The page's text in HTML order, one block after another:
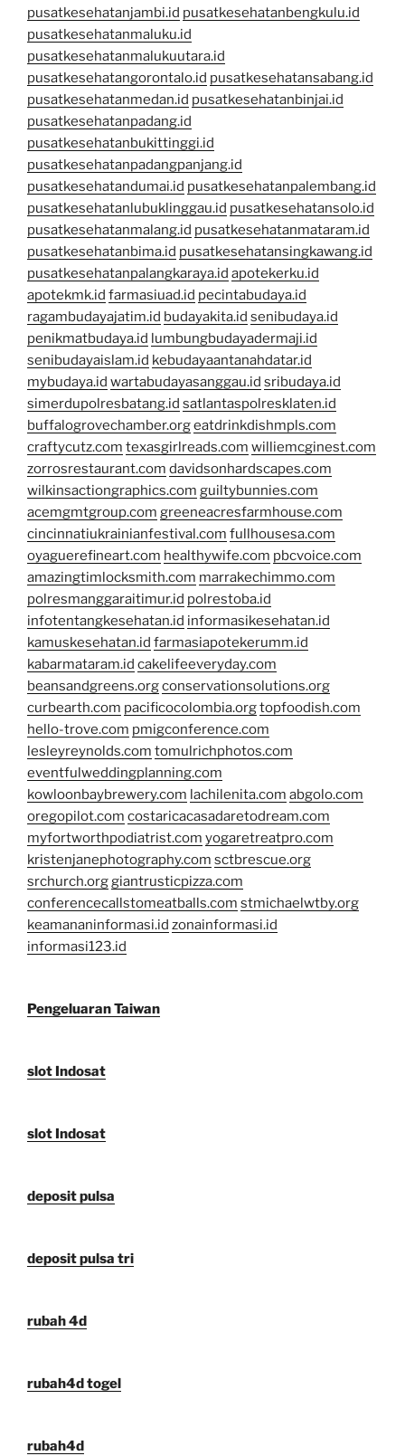
pusatkesehatanjambi.id pusatkesehatanbengkulu.id
pusatkesehatanmaluku.id
pusatkesehatanmalukuutara.id
pusatkesehatangorontalo.id pusatkesehatansabang.id
pusatkesehatanmedan.id pusatkesehatanbinjai.id
pusatkesehatanpadang.id
pusatkesehatanbukittinggi.id
pusatkesehatanpadangpanjang.id
pusatkesehatandumai.id pusatkesehatanpalembang.id
pusatkesehatanlubuklinggau.id pusatkesehatansolo.id
pusatkesehatanmalang.id pusatkesehatanmataram.id
pusatkesehatanbima.id pusatkesehatansingkawang.id
pusatkesehatanpalangkaraya.id apotekerku.id
apotekmk.id farmasiuad.id pecintabudaya.id
ragambudayajatim.id budayakita.id senibudaya.id
penikmatbudaya.id lumbungbudayadermaji.id
senibudayaislam.id kebudayaantanahdatar.id
mybudaya.id wartabudayasanggau.id sribudaya.id
simerdupolresbatang.id satlantaspolresklaten.id
buffalogrovechamber.orgeatdrinkdishmpls.com
craftycutz.com texasgirlreads.com williemcginest.com
zorrosrestaurant.com davidsonhardscapes.com
wilkinsactiongraphics.com guiltybunnies.com
acemgmtgroup.com greeneacresfarmhouse.com
cincinnatiukrainianfestival.com fullhousesa.com
oyaguerefineart.com healthywife.com pbcvoice.com
amazingtimlocksmith.com marrakechimmo.com
polresmanggaraitimur.id polrestoba.id
infotentangkesehatan.id informasikesehatan.id
kamuskesehatan.id farmasiapotekerumm.id
kabarmataram.id cakelifeeveryday.com
beansandgreens.orgconservationsolutions.org
curbearth.com pacificocolombia.orgtopfoodish.com
hello-trove.com pmigconference.com
lesleyreynolds.com tomulrichphotos.com
eventfulweddingplanning.com
kowloonbaybrewery.com lachilenita.com abgolo.com
oregopilot.com costaricacasadaretodream.com
myfortworthpodiatrist.com yogaretreatpro.com
kristenjanephotography.com sctbrescue.org
srchurch.orggiantrusticpizza.com
conferencecallstomeatballs.com stmichaelwtby.org
keamananinformasi.id zonainformasi.id
informasi123.id
Pengeluaran Taiwan
slot Indosat
slot Indosat
deposit pulsa
deposit pulsa tri
rubah 4d
rubah4d togel
rubah4d